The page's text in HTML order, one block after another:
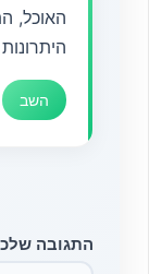
האוכל,
השב
התגובה